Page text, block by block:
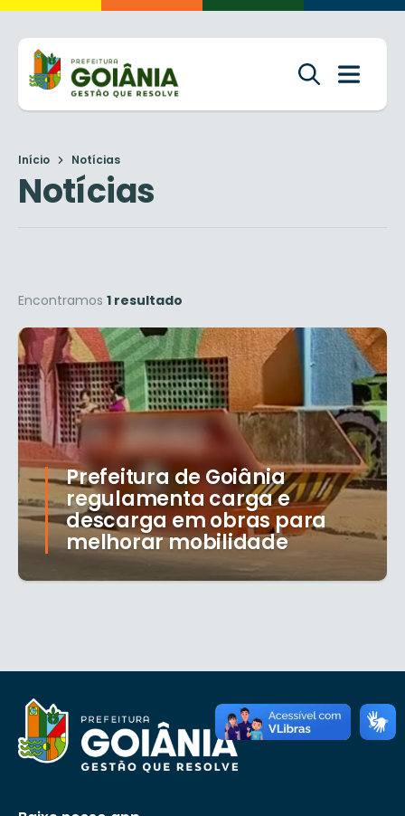
Início Notícias
Notícias
Encontramos 1 resultado
Prefeitura de Goiânia
regulamenta carga e
descarga em obras para
melhorar mobilidade